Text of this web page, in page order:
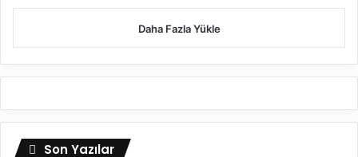
Daha Fazla Yükle
Son Yazılar